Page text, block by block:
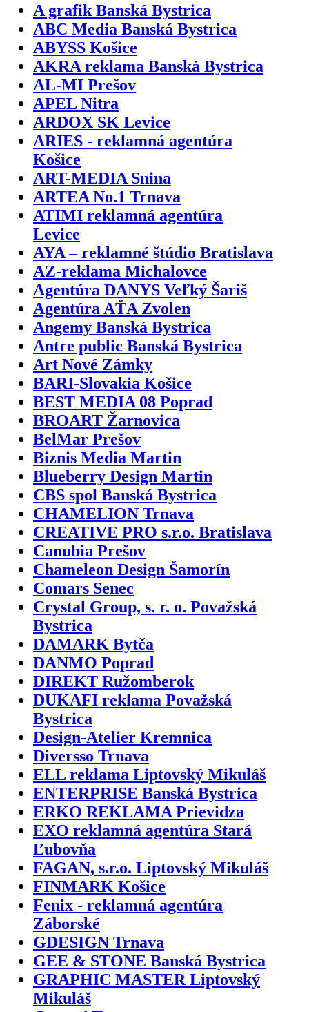
A grafik Banská Bystrica
ABC Media Banská Bystrica
ABYSS Košice
AKRA reklama Banská Bystrica
AL-MI Prešov
APEL Nitra
ARDOX SK Levice
ARIES - reklamná agentúra
Košice
ART-MEDIA Snina
ARTEA No.1 Trnava
ATIMI reklamná agentúra
Levice
AYA – reklamné štúdio Bratislava
AZ-reklama Michalovce
Agentúra DANYS Veľký Šariš
Agentúra AŤA Zvolen
Angemy Banská Bystrica
Antre public Banská Bystrica
Art Nové Zámky
BARI-Slovakia Košice
BEST MEDIA 08 Poprad
BROART Žarnovica
BelMar Prešov
Biznis Media Martin
Blueberry Design Martin
CBS spol Banská Bystrica
CHAMELION Trnava
CREATIVE PRO s.r.o. Bratislava
Canubia Prešov
Chameleon Design Šamorín
Comars Senec
Crystal Group, s. r. o. Považská
Bystrica
DAMARK Bytča
DANMO Poprad
DIREKT Ružomberok
DUKAFI reklama Považská
Bystrica
Design-Atelier Kremnica
Diversso Trnava
ELL reklama Liptovský Mikuláš
ENTERPRISE Banská Bystrica
ERKO REKLAMA Prievidza
EXO reklamná agentúra Stará
Ľubovňa
FAGAN, s.r.o. Liptovský Mikuláš
FINMARK Košice
Fenix - reklamná agentúra
Záborské
GDESIGN Trnava
GEE & STONE Banská Bystrica
GRAPHIC MASTER Liptovský
Mikuláš